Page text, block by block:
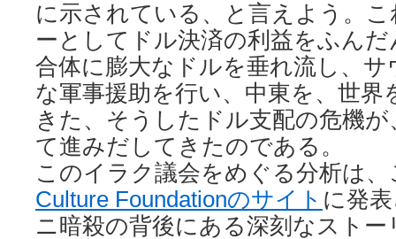
に示されている、と言えよう。
ーとしてドル決済の利益をふん
合体に膨大なドルを垂れ流し、
な軍事援助を行い、中東を、世界
きた、そうしたドル支配の危機
て進みだしてきたのである。
このイラク議会をめぐる分析は、
Culture Foundationのサイト に発
ニ暗殺の背後にある深刻なストー